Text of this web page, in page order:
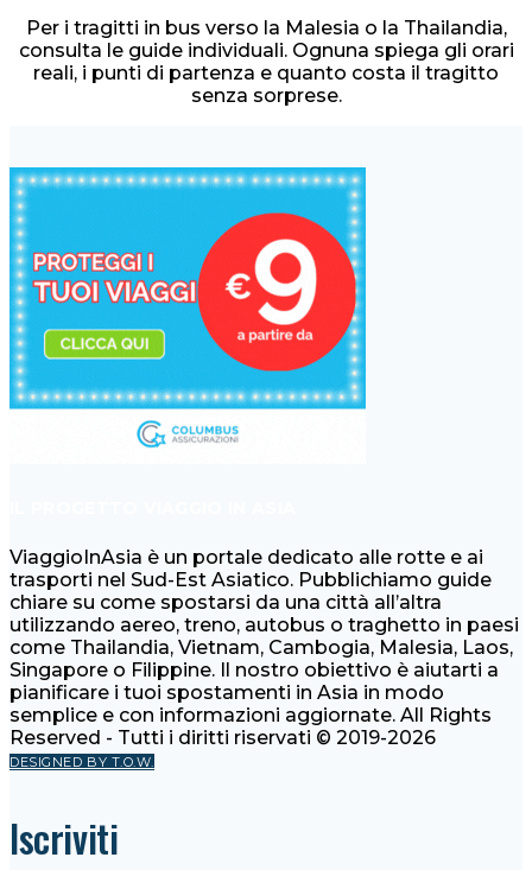
Per i tragitti in bus verso la Malesia o la Thailandia,
consulta le guide individuali. Ognuna spiega gli orari
reali, i punti di partenza e quanto costa il tragitto
senza sorprese.
ViaggioInAsia è un portale dedicato alle rotte e ai
trasporti nel Sud-Est Asiatico. Pubblichiamo guide
chiare su come spostarsi da una città all’altra
utilizzando aereo, treno, autobus o traghetto in paesi
come Thailandia, Vietnam, Cambogia, Malesia, Laos,
Singapore o Filippine. Il nostro obiettivo è aiutarti a
pianificare i tuoi spostamenti in Asia in modo
semplice e con informazioni aggiornate. All Rights
Reserved - Tutti i diritti riservati © 2019-2026
DESIGNED BY T.O.W.
Iscriviti